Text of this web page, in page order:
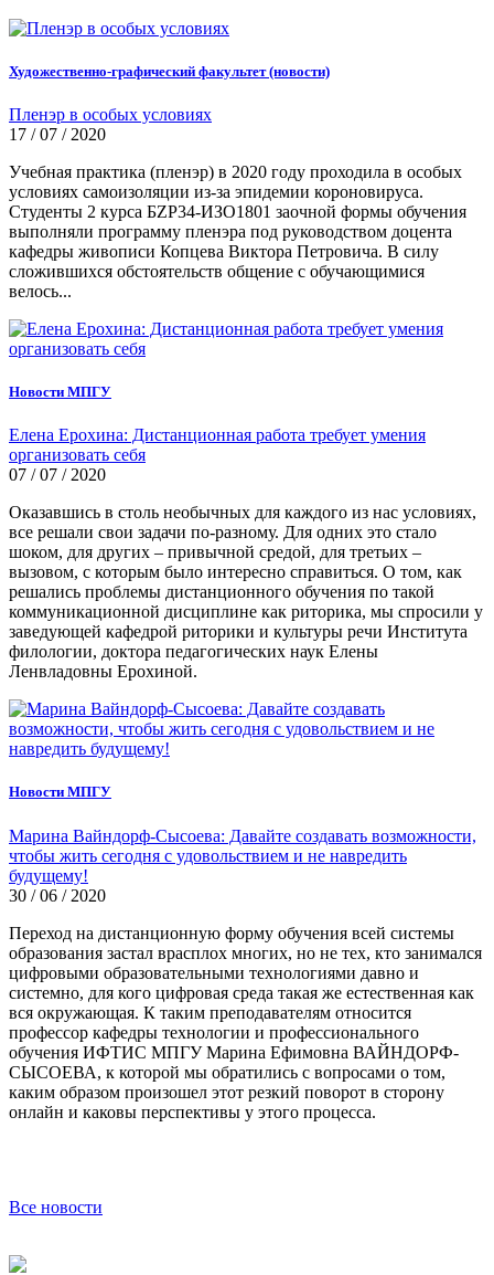
Художественно-графический факультет (новости)
Пленэр в особых условиях
17 / 07 / 2020
Учебная практика (пленэр) в 2020 году проходила в особых
условиях самоизоляции из-за эпидемии короновируса.
Студенты 2 курса БZР34-ИЗО1801 заочной формы обучения
выполняли программу пленэра под руководством доцента
кафедры живописи Копцева Виктора Петровича. В силу
сложившихся обстоятельств общение с обучающимися
велось...
Новости МПГУ
Елена Ерохина: Дистанционная работа требует умения
организовать себя
07 / 07 / 2020
Оказавшись в столь необычных для каждого из нас условиях,
все решали свои задачи по-разному. Для одних это стало
шоком, для других – привычной средой, для третьих –
вызовом, с которым было интересно справиться. О том, как
решались проблемы дистанционного обучения по такой
коммуникационной дисциплине как риторика, мы спросили у
заведующей кафедрой риторики и культуры речи Института
филологии, доктора педагогических наук Елены
Ленвладовны Ерохиной.
Новости МПГУ
Марина Вайндорф-Сысоева: Давайте создавать возможности,
чтобы жить сегодня с удовольствием и не навредить
будущему!
30 / 06 / 2020
Переход на дистанционную форму обучения всей системы
образования застал врасплох многих, но не тех, кто занимался
цифровыми образовательными технологиями давно и
системно, для кого цифровая среда такая же естественная как
вся окружающая. К таким преподавателям относится
профессор кафедры технологии и профессионального
обучения ИФТИС МПГУ Марина Ефимовна ВАЙНДОРФ-
СЫСОЕВА, к которой мы обратились с вопросами о том,
каким образом произошел этот резкий поворот в сторону
онлайн и каковы перспективы у этого процесса.
Все новости